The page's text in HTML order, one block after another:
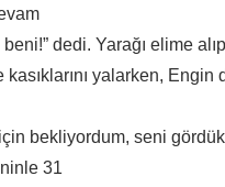
dedi. Yarağı elime alıp
kasıklarını yalarken, Engin
bekliyordum, seni
31